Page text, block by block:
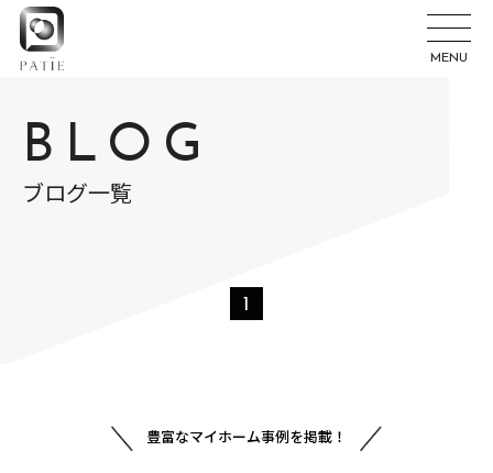
MENU
BLOG
ブログ一覧
1
豊富なマイホーム事例を掲載！